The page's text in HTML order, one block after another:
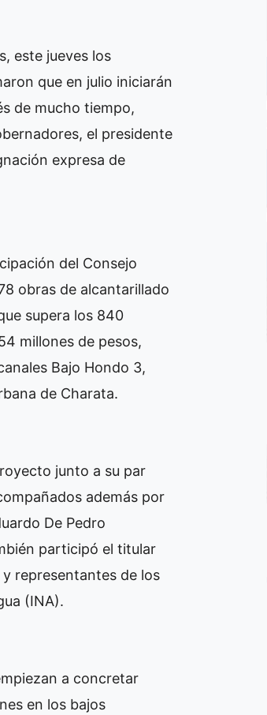
este jueves los
que en julio iniciarán
de mucho tiempo,
el presidente
expresa de
del Consejo
obras de alcantarillado
supera los 840
millones de pesos,
Bajo Hondo 3,
de Charata.
junto a su par
además por
De Pedro
participó el titular
representantes de los
(INA).
a concretar
en los bajos